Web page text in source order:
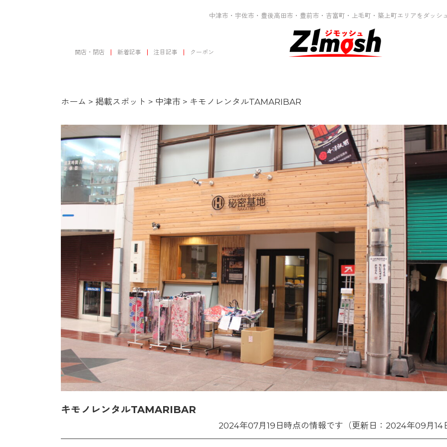
中津市・宇佐市・豊後高田市・豊前市・吉富町・上毛町・築上町エリアをダッシ
開店・閉店 新着記事 注目記事 クーポン
ホーム > 掲載スポット > 中津市 > キモノレンタルTAMARIBAR
キモノレンタルTAMARIBAR
2024年07月19日時点の情報です（更新日：2024年09月14